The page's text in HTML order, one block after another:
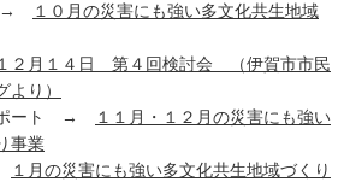
→
１０月の災害にも強い多文化共生地域
１２月１４日 第４回検討会 （伊賀市市民
り）
ポート →
１１月・１２月の災害にも強い
事業
１月の災害にも強い多文化共生地域づくり